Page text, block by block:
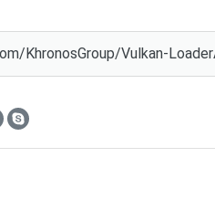
KhronosGroup/Vulkan-